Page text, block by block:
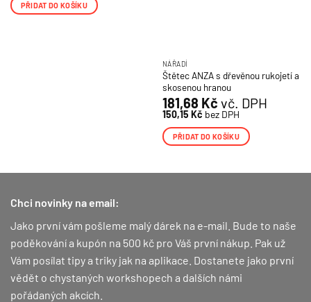
PŘIDAT DO KOŠÍKU
NÁŘADÍ
Štětec ANZA s dřevěnou rukojetí a
skosenou hranou
181,68 Kč vč. DPH
150,15 Kč bez DPH
PŘIDAT DO KOŠÍKU
Chci novinky na email:
Jako první vám pošleme malý dárek na e-mail. Bude to naše
poděkování a kupón na 500 kč pro Váš první nákup. Pak už
Vám posílat tipy a triky jak na aplikace. Dostanete jako první
vědět o chystaných workshopech a dalších námi
pořádaných akcích.